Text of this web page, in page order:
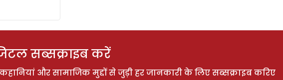
सब्सक्राइब करें
और सामाजिक मुद्दों से जुड़ी हर जानकारी के लिए सब्सक्राइब करिए